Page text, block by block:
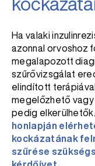
Ha valaki
azonnal orvoshoz
megalapozott
szűrővizsgálat
elindított
megelőzhető
pedig elkerülhetők.
honlapján
kockázatának
szűrése